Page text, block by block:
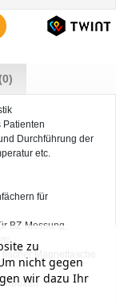
Patienten
Durchführung der
etc.
für
BZ-Messung,
Magnettasche
zu
nicht gegen
wir dazu Ihr